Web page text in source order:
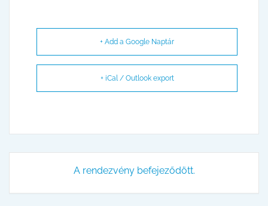
+ Add a Google Naptár
+ iCal / Outlook export
A rendezvény befejeződött.